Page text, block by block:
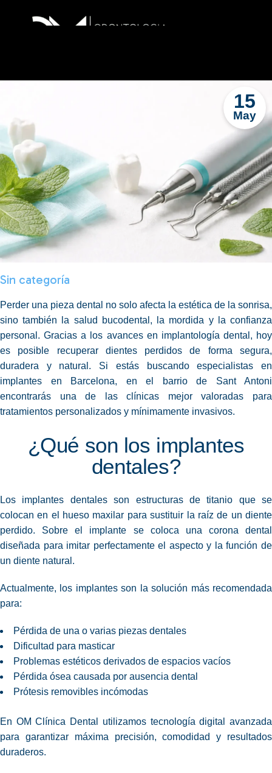
15
May
Sin categoría
Perder una pieza dental no solo afecta la estética de la sonrisa,
sino también la salud bucodental, la mordida y la confianza
personal. Gracias a los avances en implantología dental, hoy
es posible recuperar dientes perdidos de forma segura,
duradera y natural. Si estás buscando especialistas en
implantes en Barcelona, en el barrio de Sant Antoni
encontrarás una de las clínicas mejor valoradas para
tratamientos personalizados y mínimamente invasivos.
¿Qué son los implantes
dentales?
Los implantes dentales son estructuras de titanio que se
colocan en el hueso maxilar para sustituir la raíz de un diente
perdido. Sobre el implante se coloca una corona dental
diseñada para imitar perfectamente el aspecto y la función de
un diente natural.
Actualmente, los implantes son la solución más recomendada
para:
Pérdida de una o varias piezas dentales
Dificultad para masticar
Problemas estéticos derivados de espacios vacíos
Pérdida ósea causada por ausencia dental
Prótesis removibles incómodas
En OM Clínica Dental utilizamos tecnología digital avanzada
para garantizar máxima precisión, comodidad y resultados
duraderos.